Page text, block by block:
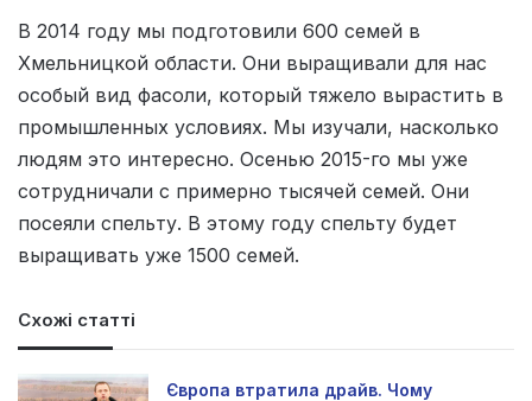
В 2014 году мы подготовили 600 семей в
Хмельницкой области. Они выращивали для нас
особый вид фасоли, который тяжело вырастить в
промышленных условиях. Мы изучали, насколько
людям это интересно. Осенью 2015-го мы уже
сотрудничали с примерно тысячей семей. Они
посеяли спельту. В этому году спельту будет
выращивать уже 1500 семей.
Схожі статті
Європа втратила драйв. Чому